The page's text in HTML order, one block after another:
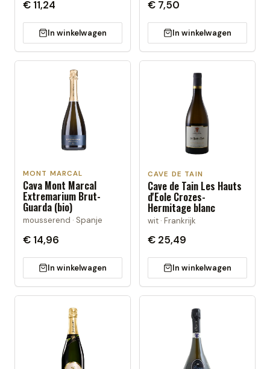
€ 11,24
In winkelwagen
€ 7,50
In winkelwagen
MONT MARCAL
Cava Mont Marcal
Extremarium Brut-
Guarda (bio)
mousserend · Spanje
€ 14,96
In winkelwagen
CAVE DE TAIN
Cave de Tain Les Hauts
d'Eole Crozes-
Hermitage blanc
wit · Frankrijk
€ 25,49
In winkelwagen